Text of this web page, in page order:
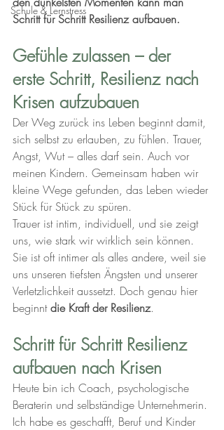
Schule & Lernstress
Schritt für Schritt Resilienz aufbauen.
Gefühle zulassen – der
erste Schritt, Resilienz nach
Krisen aufzubauen
Der Weg zurück ins Leben beginnt damit,
sich selbst zu erlauben, zu fühlen. Trauer,
Angst, Wut – alles darf sein. Auch vor
meinen Kindern. Gemeinsam haben wir
kleine Wege gefunden, das Leben wieder
Stück für Stück zu spüren.
Trauer ist intim, individuell, und sie zeigt
uns, wie stark wir wirklich sein können.
Sie ist oft intimer als alles andere, weil sie
uns unseren tiefsten Ängsten und unserer
Verletzlichkeit aussetzt. Doch genau hier
beginnt die Kraft der Resilienz.
Schritt für Schritt Resilienz
aufbauen nach Krisen
Heute bin ich Coach, psychologische
Beraterin und selbständige Unternehmerin.
Ich habe es geschafft, Beruf und Kinder